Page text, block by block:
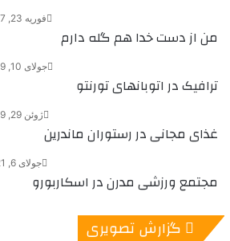
فوریه 23, 2017
من از دست خدا هم گله دارم
جولای 10, 2019
ترافیک در اتوبانهای تورنتو
ژوئن 29, 2019
غذای مجانی در رستوران ماندرین
جولای 6, 2021
مجتمع ورزشی مدرن در اسکاربورو
گزارش تصویری